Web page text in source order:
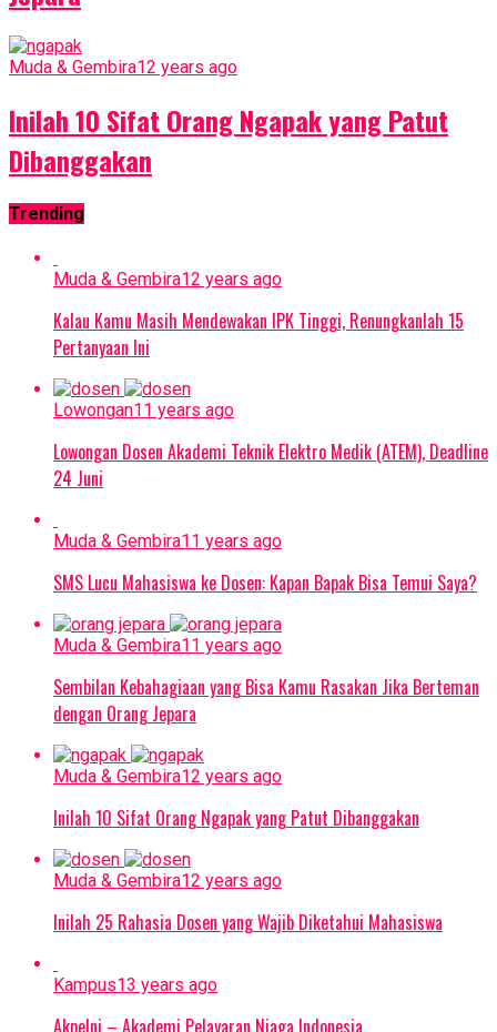
Muda & Gembira12 years ago
Inilah 10 Sifat Orang Ngapak yang Patut
Dibanggakan
Trending
Muda & Gembira12 years ago
Kalau Kamu Masih Mendewakan IPK Tinggi, Renungkanlah 15
Pertanyaan Ini
Lowongan11 years ago
Lowongan Dosen Akademi Teknik Elektro Medik (ATEM), Deadline
24 Juni
Muda & Gembira11 years ago
SMS Lucu Mahasiswa ke Dosen: Kapan Bapak Bisa Temui Saya?
Muda & Gembira11 years ago
Sembilan Kebahagiaan yang Bisa Kamu Rasakan Jika Berteman
dengan Orang Jepara
Muda & Gembira12 years ago
Inilah 10 Sifat Orang Ngapak yang Patut Dibanggakan
Muda & Gembira12 years ago
Inilah 25 Rahasia Dosen yang Wajib Diketahui Mahasiswa
Kampus13 years ago
Akpelni – Akademi Pelayaran Niaga Indonesia